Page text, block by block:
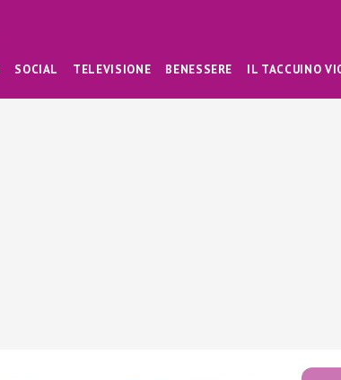
SOCIAL TELEVISIONE BENESSERE IL TACCUINO